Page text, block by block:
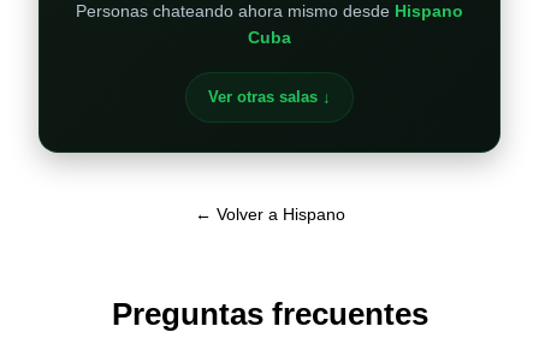
Personas chateando ahora mismo desde Hispano
Cuba
Ver otras salas ↓
← Volver a Hispano
Preguntas frecuentes